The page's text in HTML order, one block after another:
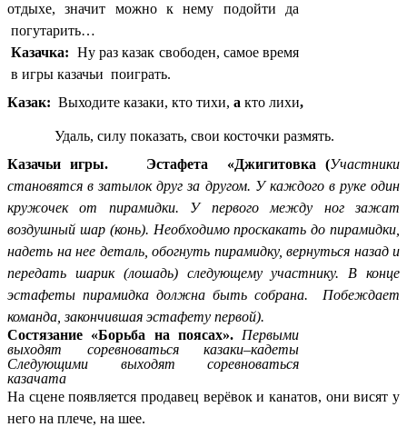
отдыхе, значит можно к нему подойти да
погутарить…
Казачка: Ну раз казак свободен, самое время
в игры казачьи поиграть.
Казак: Выходите казаки, кто тихи, а кто лихи,
Удаль, силу показать, свои косточки размять.
Казачьи игры.
Эстафета «Джигитовка (Участники
становятся в затылок друг за другом. У каждого в руке один
кружочек от пирамидки. У первого между ног зажат
воздушный шар (конь). Необходимо проскакать до пирамидки,
надеть на нее деталь, обогнуть пирамидку, вернуться назад и
передать шарик (лошадь) следующему участнику. В конце
эстафеты пирамидка должна быть собрана. Побеждает
команда, закончившая эстафету первой).
Состязание «Борьба на поясах». Первыми
выходят соревноваться казаки–кадеты
Следующими выходят соревноваться
казачата
На сцене появляется продавец верёвок и канатов, они висят у
него на плече, на шее.